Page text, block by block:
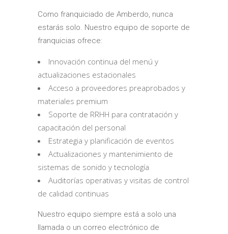
Como franquiciado de Amberdo, nunca
estarás solo. Nuestro equipo de soporte de
franquicias ofrece:
Innovación continua del menú y
actualizaciones estacionales
Acceso a proveedores preaprobados y
materiales premium
Soporte de RRHH para contratación y
capacitación del personal
Estrategia y planificación de eventos
Actualizaciones y mantenimiento de
sistemas de sonido y tecnología
Auditorías operativas y visitas de control
de calidad continuas
Nuestro equipo siempre está a solo una
llamada o un correo electrónico de